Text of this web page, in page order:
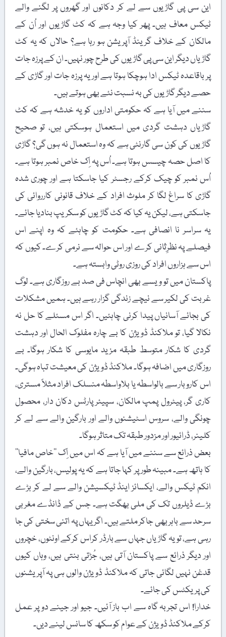
این سی پی گاڑیوں سے لے کر دکانوں اور گھروں پر لگنے والے
ٹیکس معاف ہیں۔ پھر کیا وجہ ہے کہ کٹ گاڑیوں اور اُن کے
مالکان کے خلاف گرینڈ آپریشن ہو رہا ہے؟ حالاں کہ یہ کٹ
گاڑیاں دیگر این سی پی گاڑیوں کی طرح چور نہیں۔ ان کے پرزہ جات
پر باقاعدہ ٹیکس ادا ہوچکا ہوتا ہے اور یہ پرزہ جات اور گاڑی کے
حصے دیگر گاڑیوں کی بہ نسبت نئے بھی ہوتے ہیں۔
سننے میں آیا ہے کہ حکومتی اداروں کو یہ خدشہ ہے کہ کٹ
گاڑیاں دہشت گردی میں استعمال ہوسکتی ہیں، تو صحیح
گاڑیوں کی کون سی گارنٹی ہے کہ وہ استعمال نہ ہوں گی؟ گاڑی
کا اصل حصہ چیسس ہوتا ہے۔ اُس پہ اِک خاص نمبر ہوتا ہے۔
اُس نمبر کو چیک کرکے رجسٹر کیا جاسکتا ہے اور چوری شدہ
گاڑی کا سراغ لگا کر ملوث افراد کے خلاف قانونی کارروائی کی
جاسکتی ہے، لیکن یہ کیا کہ کٹ گاڑیوں کو سکریپ بنادیا جائے۔
یہ سراسر نا انصافی ہے۔ حکومت کو چاہئے کہ وہ اپنے اس
فیصلے پہ نظرِثانی کرے اور اس حوالہ سے نرمی کرے۔ کیوں کہ
اس سے ہزاروں افراد کی روزی روٹی وابستہ ہے۔
پاکستان میں تو ویسے بھی انچاس فی صد بے روزگاری ہے۔ لوگ
غربت کی لکیر سے نیچے زندگی گزار رہے ہیں۔ ہمیں مشکلات
کی بجائے آسانیاں پیدا کرنی چاہئیں۔ اگر اس مسئلے کا حل نہ
نکالا گیا، تو ملاکنڈ ڈویژن کا بے چارہ مفلوک الحال اور دہشت
گردی کا شکار متوسط طبقہ مزید مایوسی کا شکار ہوگا۔ بے
روزگاری میں اضافہ ہوگا۔ ملاکنڈ ڈویژن کی معیشت تباہ ہوگی۔
اس کاروبار سے بالواسطہ یا بلاواسطہ منسلک افراد مثلاً مستری،
کاری گر، پیٹرول پمپ مالکان، سپیئر پارٹس دکان دار، محصول
چونگی والے، سروس اسٹیشنوں والے اور بارگین والے سے لے کر
کلینر، ڈرائیور اور مزدور طبقہ تک متاثر ہوگا۔
بعض ذرائع سے سننے میں آیا ہے کہ اس میں اِک ’’خاص مافیا‘‘
کا ہاتھ ہے۔ مبینہ طور پر کہا جاتا ہے کہ یہ پولیس، بارگین والے،
انکم ٹیکس والے، ایکسائز اینڈ ٹیکسیشن والے سے لے کر بڑے
بڑے ڈیلروں تک کی ملی بھگت ہے۔ جس کے ڈانڈے مغربی
سرحد سے باہر بھی جاکر ملتے ہیں۔ اگر یہاں پہ اتنی سختی کی جا
رہی ہے، تو یہ گاڑیاں جہاں سے بارڈر کراس کرکے اونٹوں، خچروں
اور دیگر ذرائع سے پاکستان آتی ہیں، جُڑتی بنتی ہیں، وہاں کیوں
قدغن نہیں لگائی جاتی کہ ملاکنڈ ڈویژن والوں ہی پہ آپریشنوں
کی پریکٹس کی جائے۔
خدارا! اس تجربہ گاہ سے اب باز آئیں۔ جیو اور جینے دو پر عمل
کرکے ملاکنڈ ڈویژن کے عوام کو سکھ کا سانس لینے دیں۔